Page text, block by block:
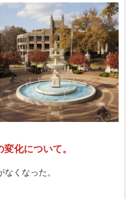
化について。
くなった。